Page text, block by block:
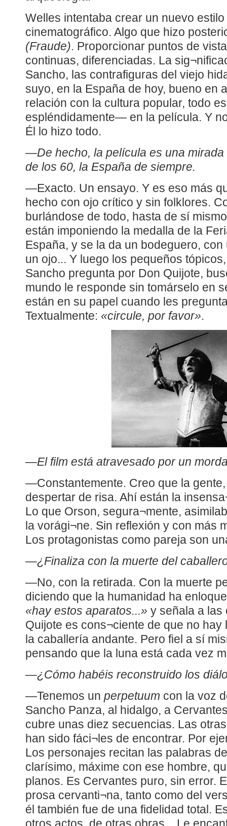
Welles intentaba crear un nuevo
cinematográfico. Algo que hizo
(Fraude). Proporcionar puntos de
continuas, diferenciadas. La
Sancho, las contrafiguras del viejo
suyo, en la España de hoy, bueno en
relación con la cultura popular, todo
espléndidamente— en la película. Y
Él lo hizo todo.
—De hecho, la película es una
de los 60, la España de siempre.
—Exacto. Un ensayo. Y es eso más
hecho con ojo crítico y sin folklores.
burlándose de todo, hasta de sí
están imponiendo la medalla de la
España, y se la da un bodeguero,
un ojo... Y luego los pequeños
Sancho pregunta por Don Quijote,
mundo le responde sin tomárselo en
están en su papel cuando les
Textualmente: «circule, por favor».
—El film está atravesado por un
—Constantemente. Creo que la
despertar de risa. Ahí están la
Lo que Orson, segura¬mente,
la vorági¬ne. Sin reflexión y con más
Los protagonistas como pareja son
—¿Finaliza con la muerte del
—No, con la retirada. Con la muerte
diciendo que la humanidad ha
«hay estos aparatos...» y señala a las
Quijote es cons¬ciente de que no
la caballería andante. Pero fiel a sí
pensando que la luna está cada vez
—¿Cómo habéis reconstruido los
—Tenemos un perpetuum con la voz
Sancho Panza, al hidalgo, a
cubre unas diez secuencias. Las
han sido fáci¬les de encontrar. Por
Los personajes recitan las palabras
clarísimo, máxime con ese hombre,
planos. Es Cervantes puro, sin error.
prosa cervanti¬na, tanto como del
él también fue de una fidelidad total.